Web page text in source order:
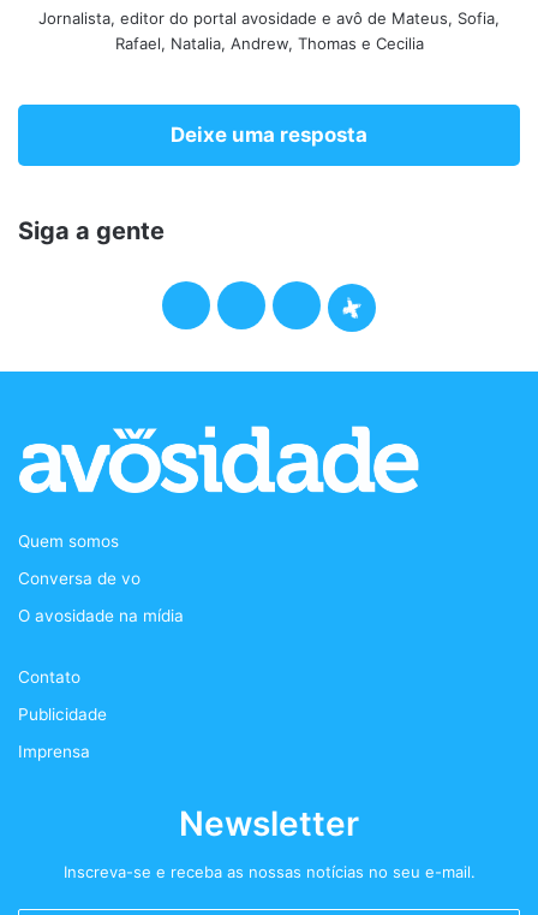
Jornalista, editor do portal avosidade e avô de Mateus, Sofia,
Rafael, Natalia, Andrew, Thomas e Cecilia
Deixe uma resposta
Siga a gente
F
e
b
T
t
t
t
a
c
Quem somos
Conversa de vo
O avosidade na mídia
Contato
Publicidade
Imprensa
Newsletter
Inscreva-se e receba as nossas notícias no seu e-mail.